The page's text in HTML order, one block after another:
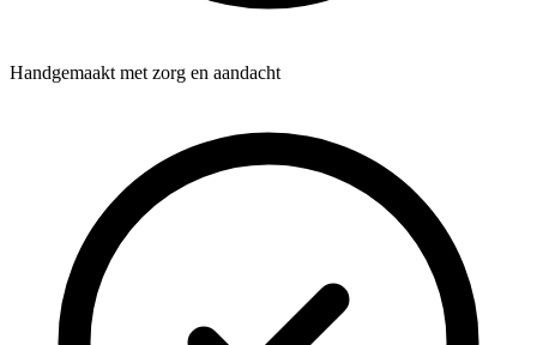
Handgemaakt met zorg en aandacht